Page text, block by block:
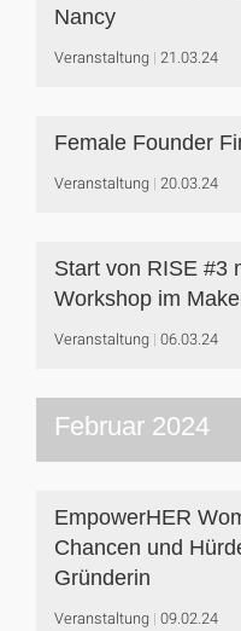
Nancy
Veranstaltung 21.03.24
Female Founder
Veranstaltung 20.03.24
Start von RISE #3
Workshop im
Veranstaltung 06.03.24
Februar 2024
EmpowerHER
Chancen und
Gründerin
Veranstaltung 09.02.24